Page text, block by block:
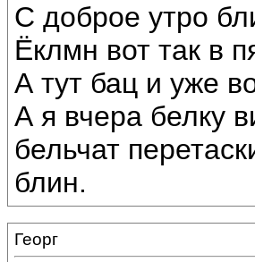
С доброе утро
Ёклмн вот так в
А тут бац и уже
А я вчера белку
бельчат
блин.
Георг